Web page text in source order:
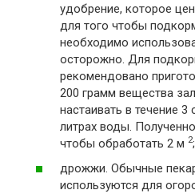
удобрение, которое
для того чтобы
необходимо
осторожно. Для
рекомендовано
200 грамм вещества
настаивать в течение 3
литрах воды.
чтобы обработать 2 м 2;
дрожжи. Обычные
используются для